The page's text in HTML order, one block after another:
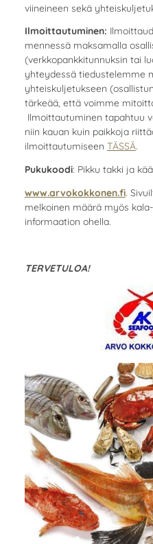
viineineen sekä
Ilmoittautuminen:
mennessä maksamalla
(verkkopankkitunnuksin tai
yhteydessä tiedustelemme
yhteiskuljetukseen
tärkeää, että voimme
Ilmoittautuminen tapahtuu
niin kauan kuin paikkoja
ilmoittautumiseen TÄSSÄ.
Pukukoodi: Pikku takki ja
www.arvokokkonen.fi.
melkoinen määrä myös
informaation ohella.
TERVETULOA!